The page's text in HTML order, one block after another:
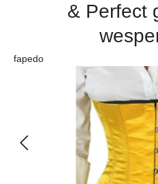
& Perfect
fapedo
Afbeeldingengalerij overslaan